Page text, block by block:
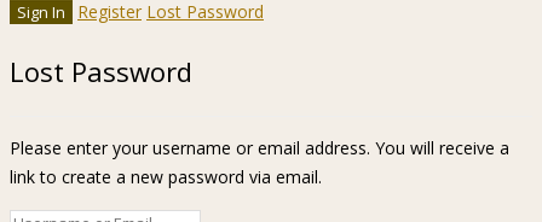
Register Lost Password
Lost Password
Please enter your username or email address. You will receive a
link to create a new password via email.